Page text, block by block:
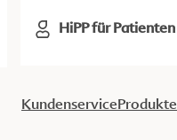
HiPP für Patienten
KundenserviceProdukte